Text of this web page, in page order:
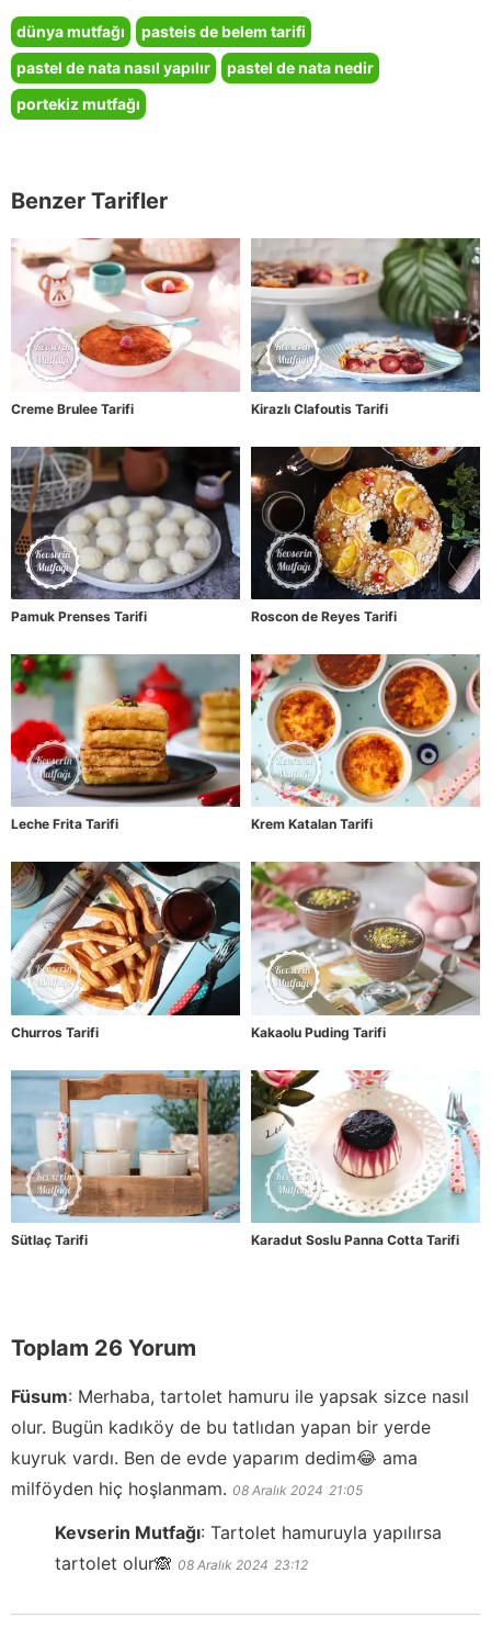
dünya mutfağı
pasteis de belem tarifi
pastel de nata nasıl yapılır
pastel de nata nedir
portekiz mutfağı
Benzer Tarifler
Creme Brulee Tarifi Kirazlı Clafoutis Tarifi
Pamuk Prenses Tarifi Roscon de Reyes Tarifi
Leche Frita Tarifi Krem Katalan Tarifi
Churros Tarifi Kakaolu Puding Tarifi
Sütlaç Tarifi Karadut Soslu Panna Cotta Tarifi
Toplam 26 Yorum
Füsum: Merhaba, tartolet hamuru ile yapsak sizce nasıl
olur. Bugün kadıköy de bu tatlıdan yapan bir yerde
kuyruk vardı. Ben de evde yaparım dedim😂 ama
milföyden hiç hoşlanmam. 08 Aralık 2024 21:05
Kevserin Mutfağı: Tartolet hamuruyla yapılırsa
tartolet olur🙈 08 Aralık 2024 23:12